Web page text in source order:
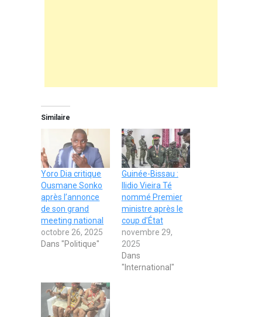
Similaire
Yoro Dia critique
Ousmane Sonko
après l’annonce
de son grand
meeting national
octobre 26, 2025
Dans "Politique"
Guinée-Bissau :
Ilidio Vieira Té
nommé Premier
ministre après le
coup d’État
novembre 29,
2025
Dans
"International"